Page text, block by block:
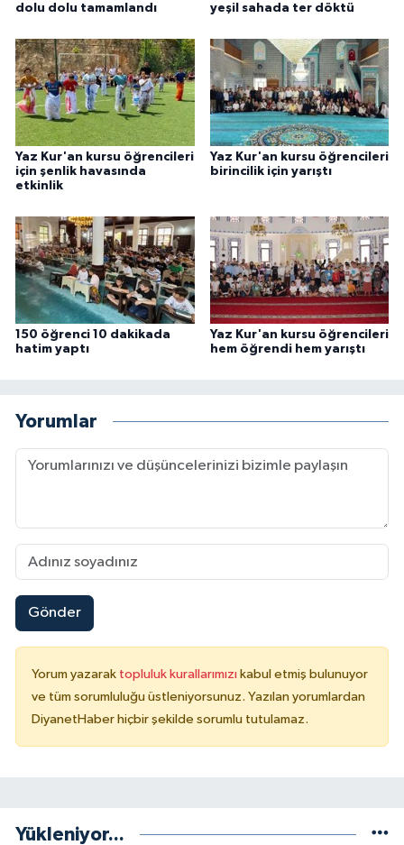
dolu dolu tamamlandı
yeşil sahada ter döktü
Yaz Kur'an kursu öğrencileri
için şenlik havasında
etkinlik
Yaz Kur'an kursu öğrencileri
birincilik için yarıştı
150 öğrenci 10 dakikada
hatim yaptı
Yaz Kur'an kursu öğrencileri
hem öğrendi hem yarıştı
Yorumlar
Gönder
Yorum yazarak topluluk kurallarımızı kabul etmiş bulunuyor
ve tüm sorumluluğu üstleniyorsunuz. Yazılan yorumlardan
DiyanetHaber hiçbir şekilde sorumlu tutulamaz.
Yükleniyor...
Yozgat Müftülüğü
Zonguldak Müftülüğü